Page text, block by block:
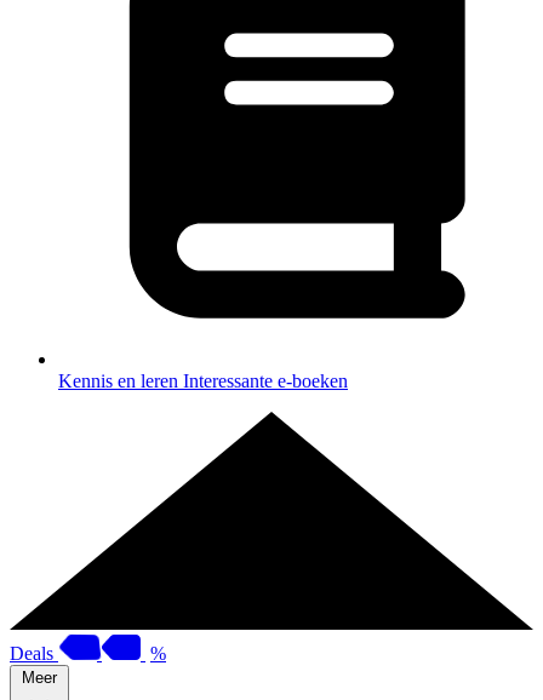
Kennis en leren Interessante e-boeken
Deals %
Meer